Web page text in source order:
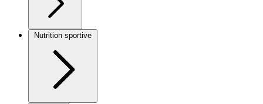
Nutrition sportive